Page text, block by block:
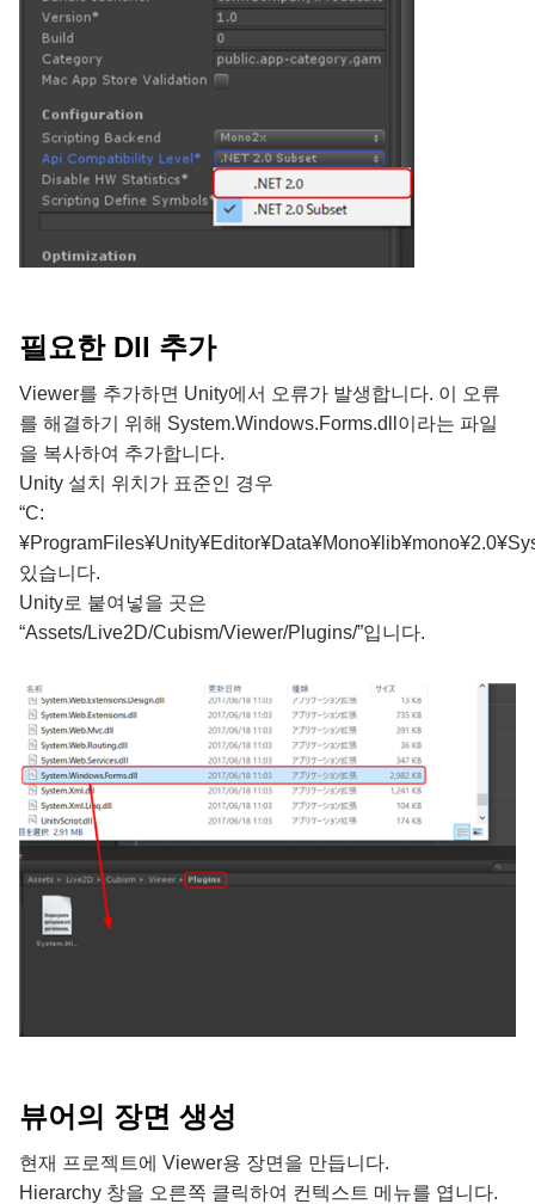
필요한 Dll 추가
Viewer를 추가하면 Unity에서 오류가 발생합니다. 이 오류
를 해결하기 위해 System.Windows.Forms.dll이라는 파일
을 복사하여 추가합니다.
Unity 설치 위치가 표준인 경우
“C:
있습니다.
Unity로 붙여넣을 곳은
“Assets/Live2D/Cubism/Viewer/Plugins/”입니다.
뷰어의 장면 생성
현재 프로젝트에 Viewer용 장면을 만듭니다.
Hierarchy 창을 오른쪽 클릭하여 컨텍스트 메뉴를 엽니다.